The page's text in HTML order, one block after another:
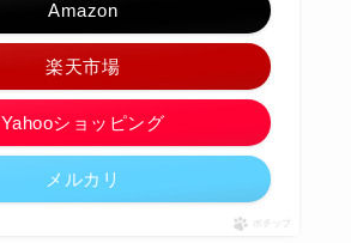
Amazon
楽天市場
Yahooショッピング
メルカリ
ポチップ